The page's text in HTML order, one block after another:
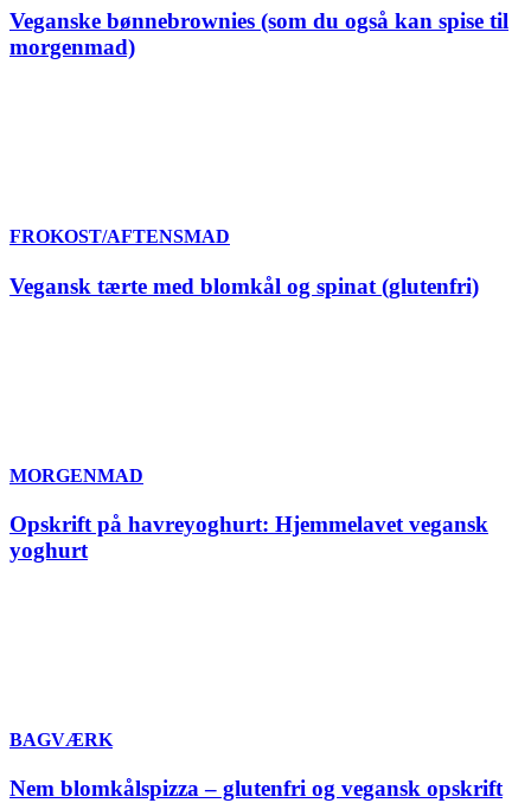
Veganske bønnebrownies (som du også kan spise til
morgenmad)
FROKOST/AFTENSMAD
Vegansk tærte med blomkål og spinat (glutenfri)
MORGENMAD
Opskrift på havreyoghurt: Hjemmelavet vegansk
yoghurt
BAGVÆRK
Nem blomkålspizza – glutenfri og vegansk opskrift